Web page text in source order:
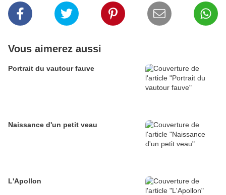
Vous aimerez aussi
Portrait du vautour fauve
Naissance d'un petit veau
L'Apollon